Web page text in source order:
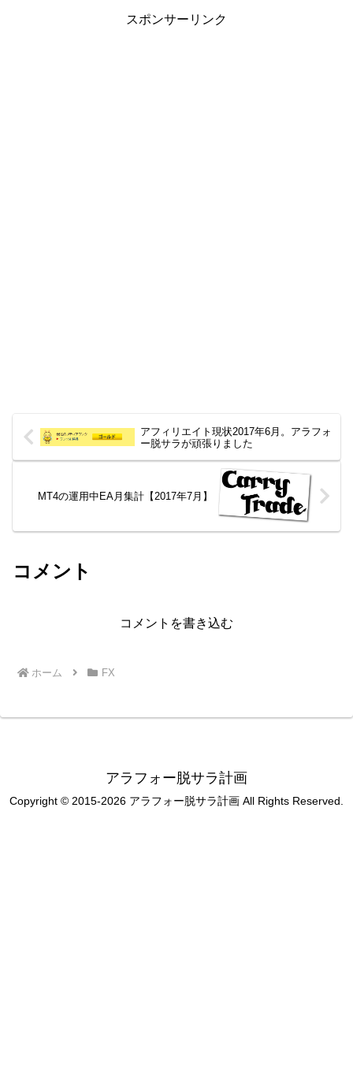
スポンサーリンク
アフィリエイト現状2017年6月。アラフォ
ー脱サラが頑張りました
MT4の運用中EA月集計【2017年7月】
コメント
コメントを書き込む
ホーム FX
アラフォー脱サラ計画
Copyright © 2015-2026 アラフォー脱サラ計画 All Rights Reserved.